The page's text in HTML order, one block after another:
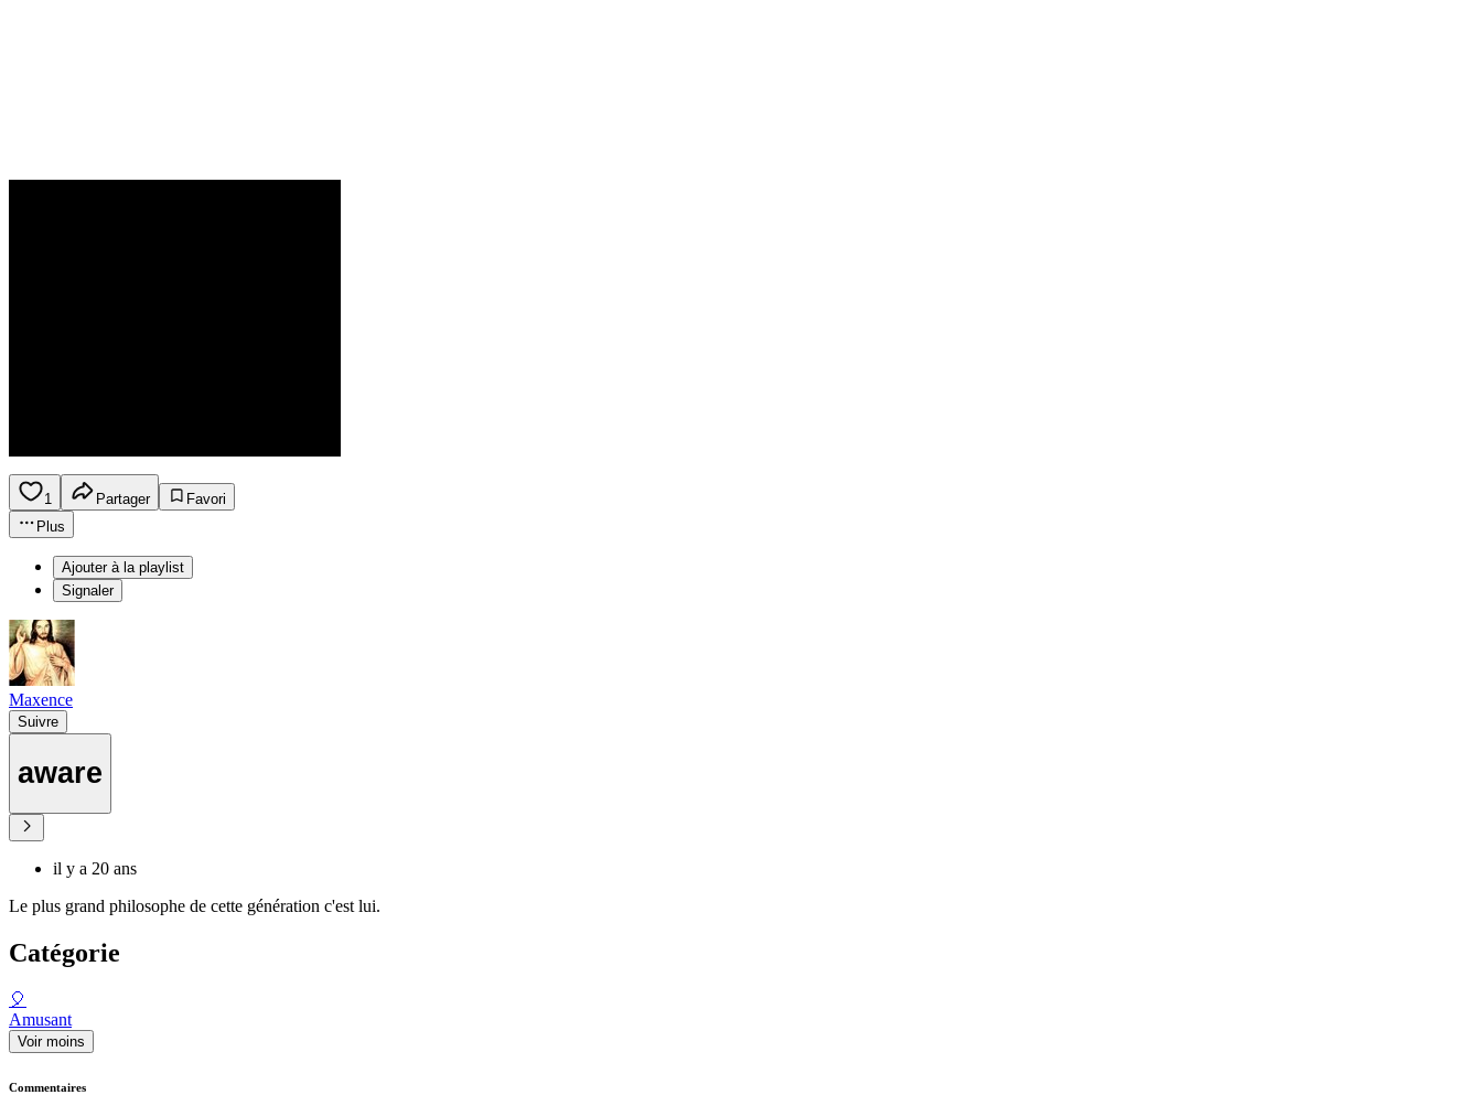
1 Partager
Favori
Plus
Ajouter à la playlist
Signaler
Maxence
Suivre
aware
il y a 20 ans
Le plus grand philosophe de cette génération c'est lui.
Catégorie
🎈
Amusant
Voir moins
Commentaires